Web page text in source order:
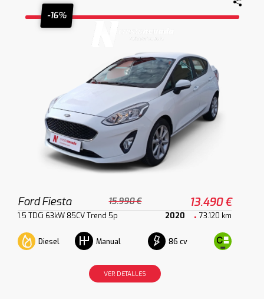
-16%
Ford Fiesta 15.990 € 13.490 €
1.5 TDCi 63kW 85CV Trend 5p 2020 73.120 km
Diesel Manual 86 cv
VER DETALLES